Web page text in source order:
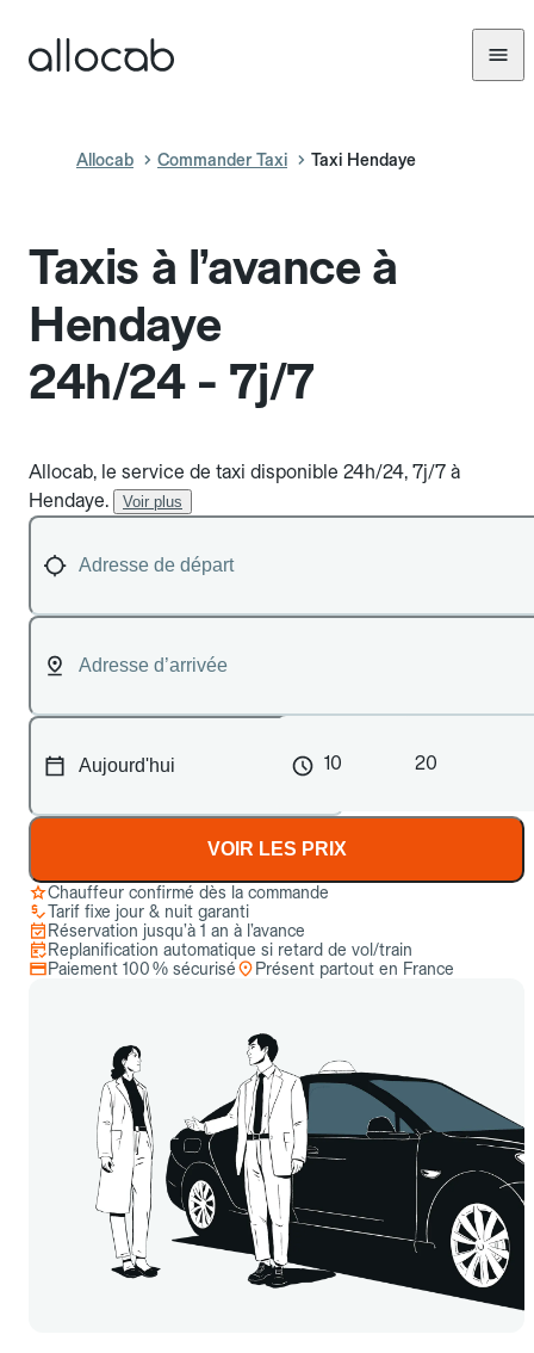
Allocab Commander Taxi Taxi Hendaye
Taxis à l’avance à
Hendaye
24h/24 - 7j/7
Allocab, le service de taxi disponible 24h/24, 7j/7 à
Hendaye.
Voir plus
10 20
VOIR LES PRIX
Chauffeur confirmé dès la commande
Tarif fixe jour & nuit garanti
Réservation jusqu’à 1 an à l’avance
Replanification automatique si retard de vol/train
Paiement 100 % sécurisé
Présent partout en France